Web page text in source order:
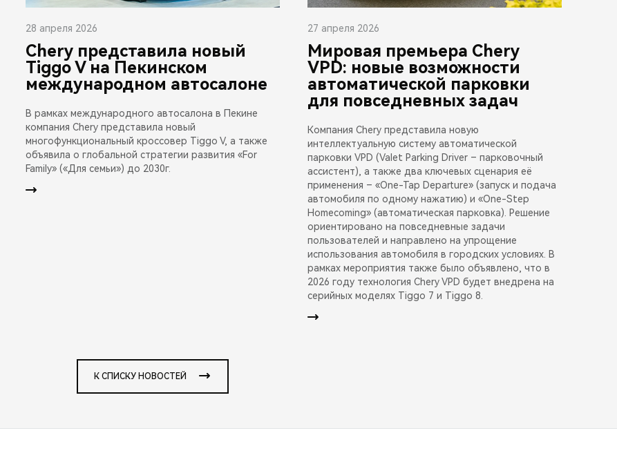
28 апреля 2026
Chery представила новый
Tiggo V на Пекинском
международном автосалоне
В рамках международного автосалона в Пекине
компания Chery представила новый
многофункциональный кроссовер Tiggo V, а также
объявила о глобальной стратегии развития «For
Family» («Для семьи») до 2030г.
27 апреля 2026
Мировая премьера Chery
VPD: новые возможности
автоматической парковки
для повседневных задач
Компания Chery представила новую
интеллектуальную систему автоматической
парковки VPD (Valet Parking Driver – парковочный
ассистент), а также два ключевых сценария её
применения – «One-Tap Departure» (запуск и подача
автомобиля по одному нажатию) и «One-Step
Homecoming» (автоматическая парковка). Решение
ориентировано на повседневные задачи
пользователей и направлено на упрощение
использования автомобиля в городских условиях. В
рамках мероприятия также было объявлено, что в
2026 году технология Chery VPD будет внедрена на
серийных моделях Tiggo 7 и Tiggo 8.
К СПИСКУ НОВОСТЕЙ